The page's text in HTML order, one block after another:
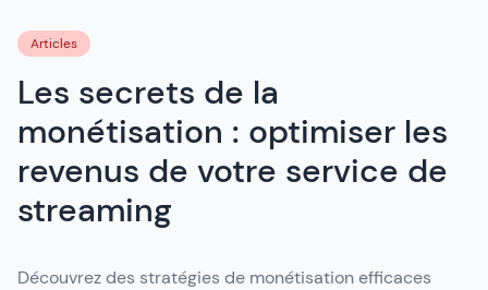
Articles
Les secrets de la
monétisation : optimiser les
revenus de votre service de
streaming
Découvrez des stratégies de monétisation efficaces